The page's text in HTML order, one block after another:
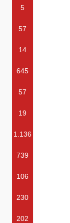
5
57
14
645
57
19
1.136
739
106
230
202